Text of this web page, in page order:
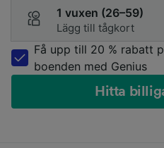
1 vuxen (26–59)
Lägg till tågkort
Få upp till 20 % rabatt
boenden med Genius
Hitta